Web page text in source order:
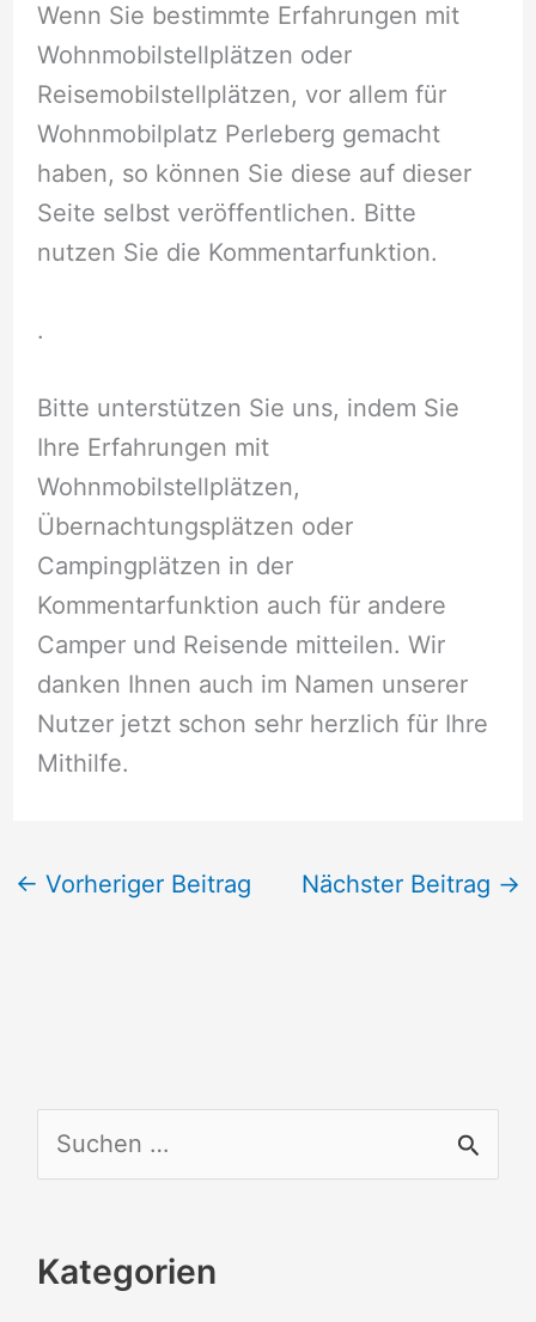
Wenn Sie bestimmte Erfahrungen mit
Wohnmobilstellplätzen oder
Reisemobilstellplätzen, vor allem für
Wohnmobilplatz Perleberg gemacht
haben, so können Sie diese auf dieser
Seite selbst veröffentlichen. Bitte
nutzen Sie die Kommentarfunktion.
.
Bitte unterstützen Sie uns, indem Sie
Ihre Erfahrungen mit
Wohnmobilstellplätzen,
Übernachtungsplätzen oder
Campingplätzen in der
Kommentarfunktion auch für andere
Camper und Reisende mitteilen. Wir
danken Ihnen auch im Namen unserer
Nutzer jetzt schon sehr herzlich für Ihre
Mithilfe.
← Vorheriger Beitrag Nächster Beitrag →
u
h
Kategorien